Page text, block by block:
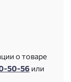
о товаре
50-56 или